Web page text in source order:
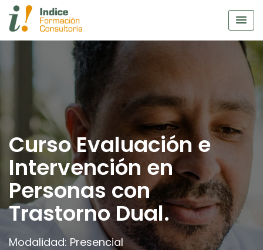
Skip
content
Curso Evaluación e
Intervención en
Personas con
Trastorno Dual.
Modalidad: Presencial